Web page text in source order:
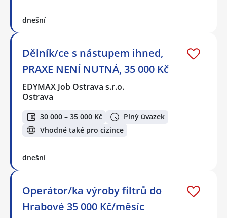
dnešní
Dělník/ce s nástupem ihned,
PRAXE NENÍ NUTNÁ, 35 000 Kč
EDYMAX Job Ostrava s.r.o.
Ostrava
30 000 – 35 000 Kč
Plný úvazek
Vhodné také pro cizince
dnešní
Operátor/ka výroby filtrů do
Hrabové 35 000 Kč/měsíc